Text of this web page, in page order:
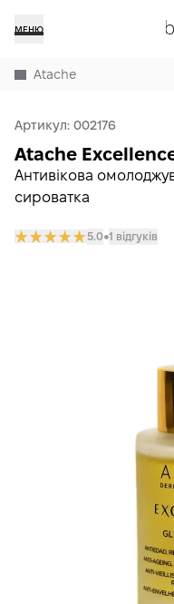
МЕНЮ
Atache
Артикул: 002176
Антивікова
сироватка
Atache
5.0𒊹1 відгуків